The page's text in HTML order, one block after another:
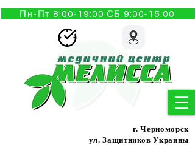
Пн-Пт 8:00-19:00 СБ 9:00-15:00
г. Черноморск
ул. Защитников Украины